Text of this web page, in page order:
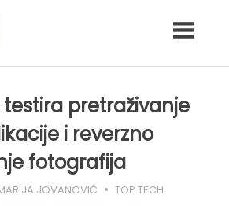
pretraživanje
i reverzno
fotografija
JOVANOVIĆ TOP TECH